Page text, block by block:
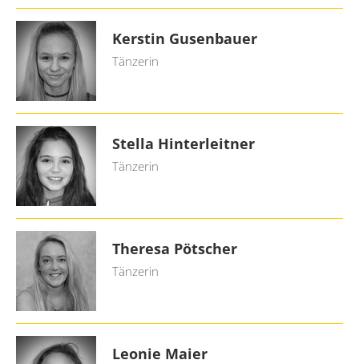
Kerstin Gusenbauer
Tänzerin
Stella Hinterleitner
Tänzerin
Theresa Pötscher
Tänzerin
Leonie Maier